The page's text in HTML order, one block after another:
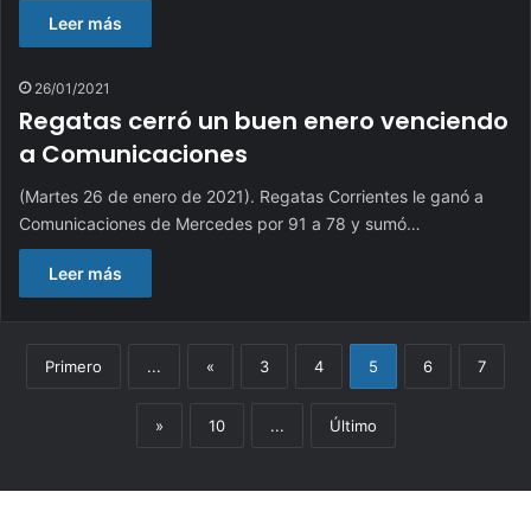
Leer más
26/01/2021
Regatas cerró un buen enero venciendo
a Comunicaciones
(Martes 26 de enero de 2021). Regatas Corrientes le ganó a
Comunicaciones de Mercedes por 91 a 78 y sumó…
Leer más
Primero ... « 3 4 5 6 7
» 10 ... Último